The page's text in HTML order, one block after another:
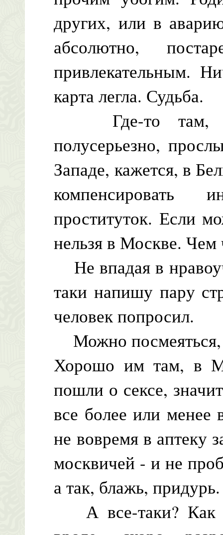
других, или в
абсолютно,
привлекательным.
карта легла. Судьба.
Где-то там,
полусерьезно,
Западе, кажется, в
компенсировать
проституток. Если
нельзя в Москве. Чем
Не впадая в
таки напишу пару
человек попросил.
Можно посмеяться,
Хорошо им там, в
пошли о сексе,
все более или менее
не вовремя в аптеку
москвичей - и не
а так, блажь, придурь.
А все-таки? Как